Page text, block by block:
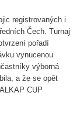
registrovaných i
Čech. Turnaj
pořadí
vynucenou
výborná
a že se opět
CUP